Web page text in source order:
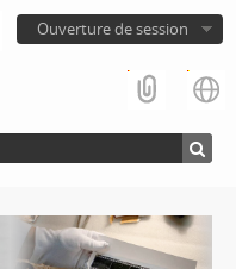
Ouverture de session